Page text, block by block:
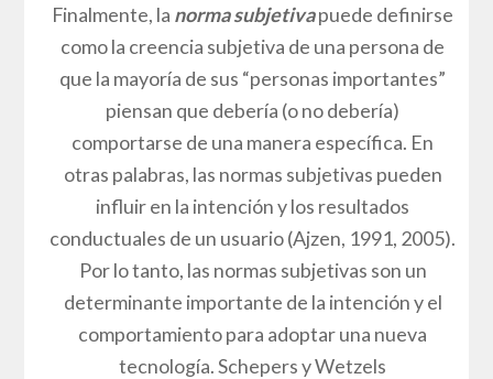
Finalmente, la norma subjetivapuede definirse
como la creencia subjetiva de una persona de
que la mayoría de sus “personas importantes”
piensan que debería (o no debería)
comportarse de una manera específica. En
otras palabras, las normas subjetivas pueden
influir en la intención y los resultados
conductuales de un usuario (Ajzen, 1991, 2005).
Por lo tanto, las normas subjetivas son un
determinante importante de la intención y el
comportamiento para adoptar una nueva
tecnología. Schepers y Wetzels